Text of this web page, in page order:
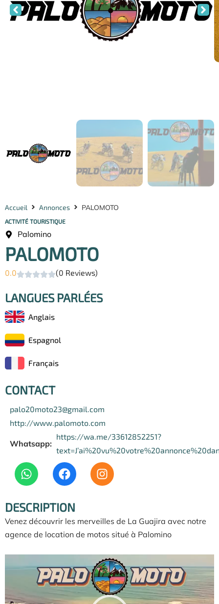
Accueil Annonces PALOMOTO
ACTIVITÉ TOURISTIQUE
Palomino
PALOMOTO
0.0 (0 Reviews)
LANGUES PARLÉES
Anglais
Espagnol
Français
CONTACT
palo20moto23@gmail.com
http://www.palomoto.com
Whatsapp:
https://wa.me/33612852251?
DESCRIPTION
Venez découvrir les merveilles de La Guajira avec notre
agence de location de motos situé à Palomino